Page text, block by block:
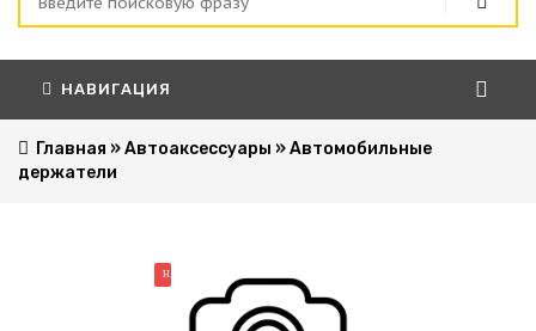
НАВИГАЦИЯ
Главная »Автоаксессуары »Автомобильные
держатели
НОВИНКА